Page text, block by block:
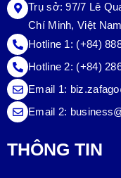
Trụ sở:97/7 Lê
Chí Minh, Việt Nam
Hotline 1: (+84)
Hotline 2: (+84)
Email 1:
Email 2:
THÔNG TIN